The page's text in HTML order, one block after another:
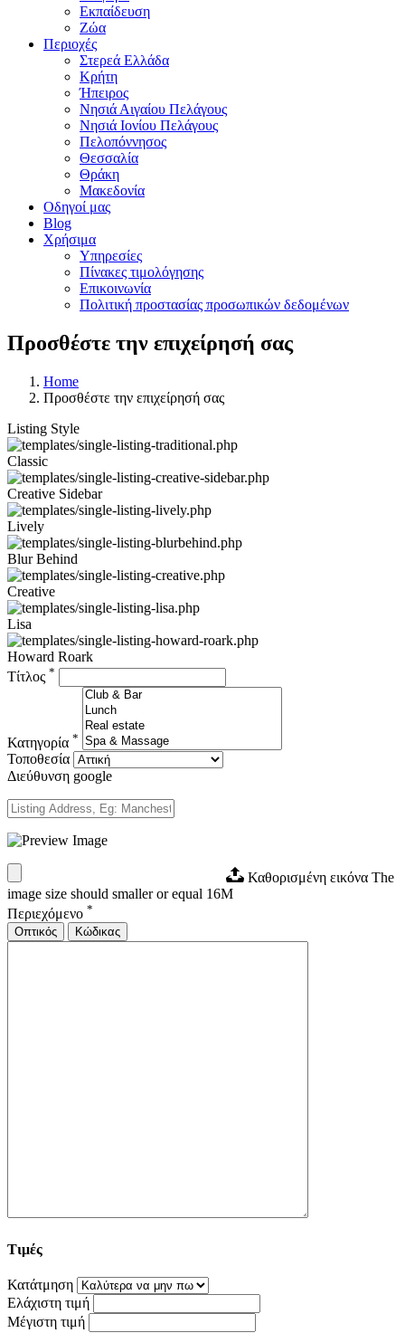
Εκπαίδευση
Ζώα
Περιοχές
Στερεά Ελλάδα
Κρήτη
Ήπειρος
Νησιά Αιγαίου Πελάγους
Νησιά Ιονίου Πελάγους
Πελοπόννησος
Θεσσαλία
Θράκη
Μακεδονία
Οδηγοί μας
Blog
Χρήσιμα
Υπηρεσίες
Πίνακες τιμολόγησης
Επικοινωνία
Πολιτική προστασίας προσωπικών δεδομένων
Προσθέστε την επιχείρησή σας
Home
Προσθέστε την επιχείρησή σας
Listing Style
Classic
Creative Sidebar
Lively
Blur Behind
Creative
Lisa
Howard Roark
Τίτλος *
Κατηγορία *
Τοποθεσία
Διεύθυνση google
Καθορισμένη εικόνα The
image size should smaller or equal 16M
Περιεχόμενο *
Οπτικός
Κώδικας
Τιμές
Κατάτμηση
Ελάχιστη τιμή
Μέγιστη τιμή